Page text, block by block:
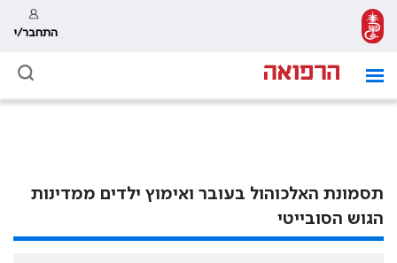
התחבר/י
תסמונת האלכוהול בעובר ואימוץ ילדים ממדינות
הגוש הסובייטי